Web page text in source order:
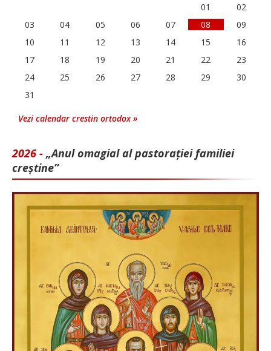
01
02
03
04 05 06 07 08
09
10
11 12 13 14 15
16
17
18 19 20 21 22
23
24
25 26 27 28 29
30
31
Vezi calendar crestin ortodox »
2026 - „Anul omagial al pastorației familiei
creștine”